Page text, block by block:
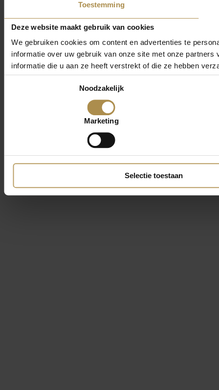
Toestemming
Deze website maakt gebruik van cookies
We gebruiken cookies om content en advertenties te
informatie over uw gebruik van onze site met onze
informatie die u aan ze heeft verstrekt of die ze hebben
Noodzakelijk
Marketing
Selectie toestaan